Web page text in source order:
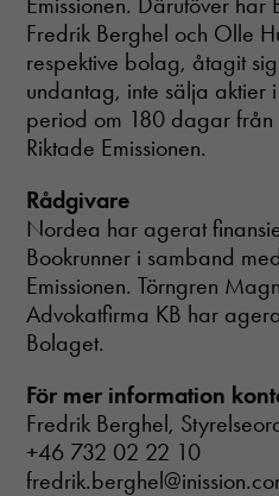
Fredrik Berghel och Olle
respektive bolag, åtagit
undantag, inte sälja aktier
period om 180 dagar
Riktade Emissionen.
Rådgivare
Nordea har agerat
Bookrunner i samband
Emissionen. Törngren
Advokatfirma KB har
Bolaget.
För mer information
Fredrik Berghel,
+46 732 02 22 10